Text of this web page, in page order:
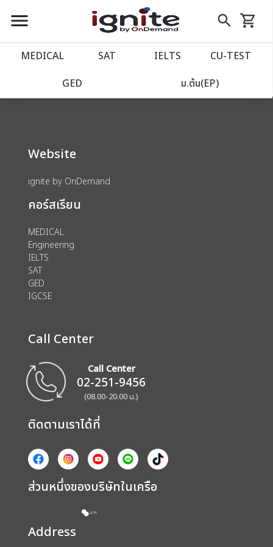
close
account_balance หน้าแรก
เว็บไซต์อิกไนท์
import_contacts วางแผนการเรียน
account_circle เข้าสู่ระบบ
assignment ลงทะเบียน
menu search
Skip
to
shopping_cart
รถเข็น
MEDICAL SAT IELTS CU‑TEST
GED ม.ต้น(EP)
We could not find anything for 80002125
Website
ignite by OnDemand
คอร์สเรียน
MEDICAL
Engineering
IELTS
SAT
GED
IGCSE
Call Center
Call Center
02-251-9456
(08.00-20.00 น.)
ติดตามเราได้ที่
ส่วนหนึ่งของบริษัทในเครือ
Address